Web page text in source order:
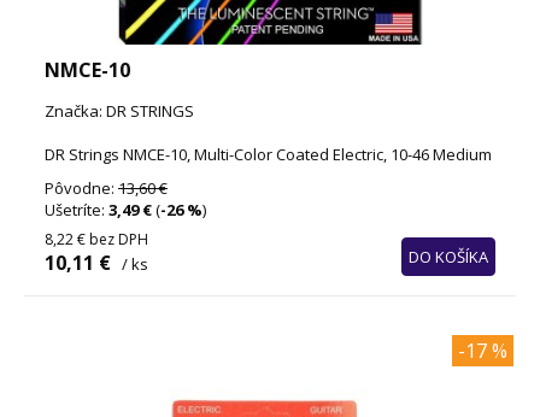
NMCE-10
Značka: DR STRINGS
DR Strings NMCE-10, Multi-Color Coated Electric, 10-46 Medium
Pôvodne: 13,60 €
Ušetríte: 3,49 €(-26 %)
8,22 € bez DPH
10,11 € / ks DO KOŠÍKA
-17 %